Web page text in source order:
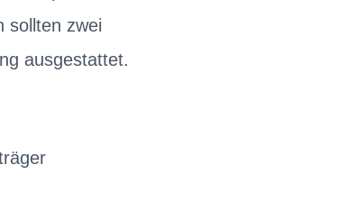
sollten zwei
ausgestattet.